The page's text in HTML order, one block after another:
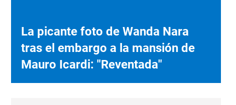
La picante foto de Wanda Nara
tras el embargo a la mansión de
Mauro Icardi: "Reventada"